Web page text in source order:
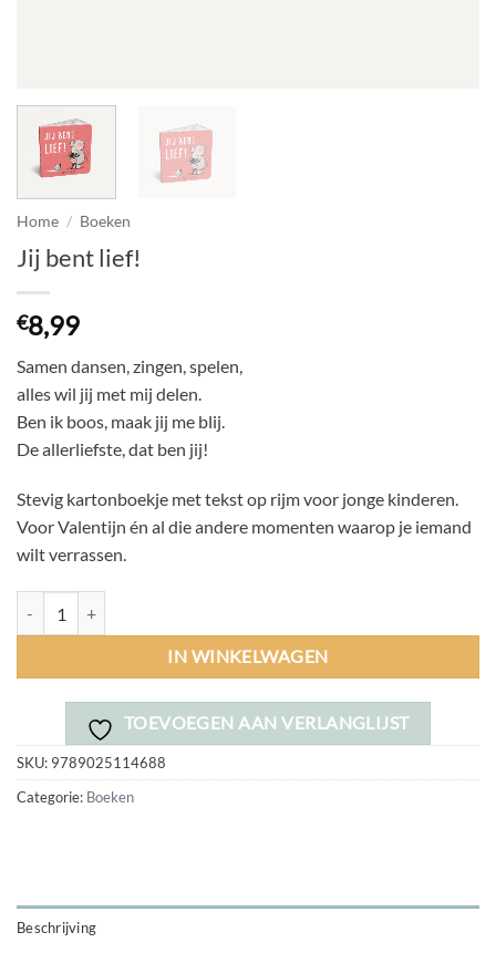
Home / Boeken
Jij bent lief!
€8,99
Samen dansen, zingen, spelen,
alles wil jij met mij delen.
Ben ik boos, maak jij me blij.
De allerliefste, dat ben jij!
Stevig kartonboekje met tekst op rijm voor jonge kinderen.
Voor Valentijn én al die andere momenten waarop je iemand
wilt verrassen.
IN WINKELWAGEN
TOEVOEGEN AAN VERLANGLIJST
SKU: 9789025114688
Categorie: Boeken
Beschrijving